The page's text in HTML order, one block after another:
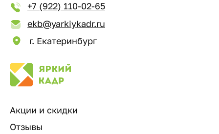
+7 (922) 110-02-65
ekb@yarkiykadr.ru
г. Екатеринбург
Акции и скидки
Отзывы